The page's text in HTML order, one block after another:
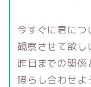
今すぐに君につ
観察させて欲し
昨日までの関係
照らし合わせよ